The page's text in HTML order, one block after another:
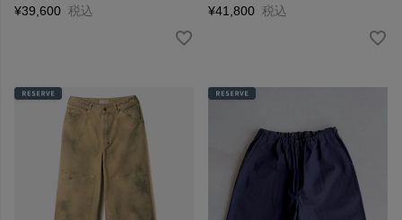
¥39,600 税込
¥41,800 税込